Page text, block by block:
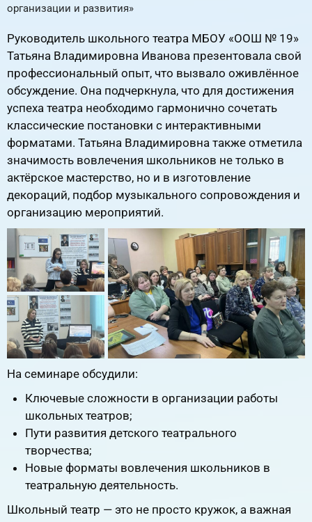
организации и развития»
Руководитель школьного театра МБОУ «ООШ № 19»
Татьяна Владимировна Иванова презентовала свой
профессиональный опыт, что вызвало оживлённое
обсуждение. Она подчеркнула, что для достижения
успеха театра необходимо гармонично сочетать
классические постановки с интерактивными
форматами. Татьяна Владимировна также отметила
значимость вовлечения школьников не только в
актёрское мастерство, но и в изготовление
декораций, подбор музыкального сопровождения и
организацию мероприятий.
На семинаре обсудили:
Ключевые сложности в организации работы
школьных театров;
Пути развития детского театрального
творчества;
Новые форматы вовлечения школьников в
театральную деятельность.
Школьный театр — это не просто кружок, а важная